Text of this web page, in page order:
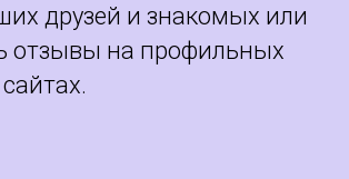
друзей и знакомых или
отзывы на профильных